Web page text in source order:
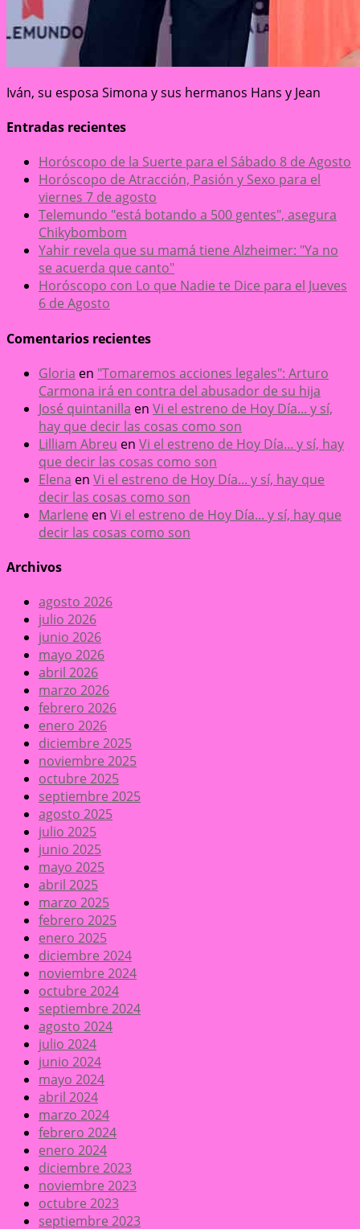
Iván, su esposa Simona y sus hermanos Hans y Jean
Entradas recientes
Horóscopo de la Suerte para el Sábado 8 de Agosto
Horóscopo de Atracción, Pasión y Sexo para el
viernes 7 de agosto
Telemundo "está botando a 500 gentes", asegura
Chikybombom
Yahir revela que su mamá tiene Alzheimer: "Ya no
se acuerda que canto"
Horóscopo con Lo que Nadie te Dice para el Jueves
6 de Agosto
Comentarios recientes
Gloria en "Tomaremos acciones legales": Arturo
Carmona irá en contra del abusador de su hija
José quintanilla en Vi el estreno de Hoy Día... y sí,
hay que decir las cosas como son
Lilliam Abreu en Vi el estreno de Hoy Día... y sí, hay
que decir las cosas como son
Elena en Vi el estreno de Hoy Día... y sí, hay que
decir las cosas como son
Marlene en Vi el estreno de Hoy Día... y sí, hay que
decir las cosas como son
Archivos
agosto 2026
julio 2026
junio 2026
mayo 2026
abril 2026
marzo 2026
febrero 2026
enero 2026
diciembre 2025
noviembre 2025
octubre 2025
septiembre 2025
agosto 2025
julio 2025
junio 2025
mayo 2025
abril 2025
marzo 2025
febrero 2025
enero 2025
diciembre 2024
noviembre 2024
octubre 2024
septiembre 2024
agosto 2024
julio 2024
junio 2024
mayo 2024
abril 2024
marzo 2024
febrero 2024
enero 2024
diciembre 2023
noviembre 2023
octubre 2023
septiembre 2023